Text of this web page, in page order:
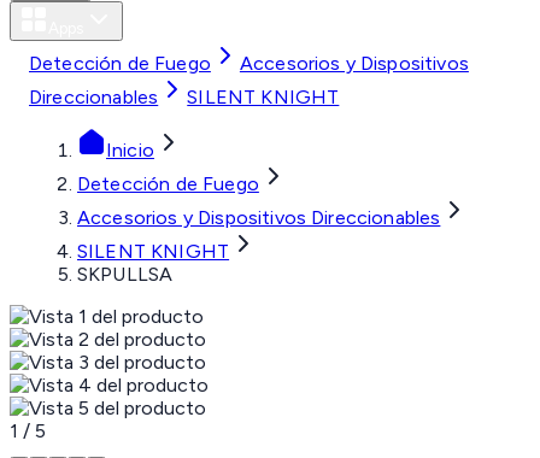
Detección de Fuego
Accesorios y Dispositivos
Direccionables
SILENT KNIGHT
Inicio
Detección de Fuego
Accesorios y Dispositivos Direccionables
SILENT KNIGHT
SKPULLSA
1 / 5